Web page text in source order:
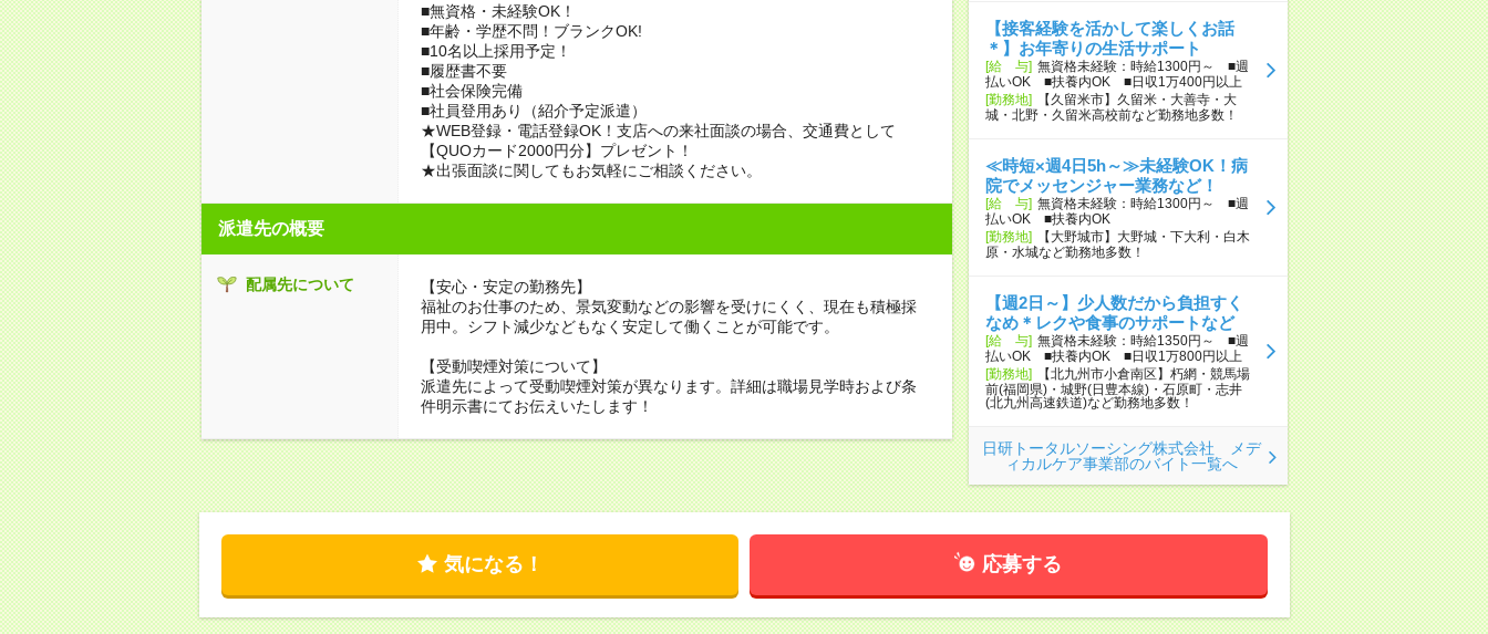
■無資格・未経験OK！
■年齢・学歴不問！ブランクOK!
■10名以上採用予定！
■履歴書不要
■社会保険完備
■社員登用あり（紹介予定派遣）
★WEB登録・電話登録OK！支店への来社面談の場合、交通費として
【QUOカード2000円分】プレゼント！
★出張面談に関してもお気軽にご相談ください。
派遣先の概要
配属先について
【安心・安定の勤務先】
福祉のお仕事のため、景気変動などの影響を受けにくく、現在も積極採
用中。シフト減少などもなく安定して働くことが可能です。
【受動喫煙対策について】
派遣先によって受動喫煙対策が異なります。詳細は職場見学時および条
件明示書にてお伝えいたします！
【接客経験を活かして楽しくお話
＊】お年寄りの生活サポート
[給 与] 無資格未経験：時給1300円～ ■週
払いOK ■扶養内OK ■日収1万400円以上
[勤務地]
【久留米市】久留米・大善寺・大
城・北野・久留米高校前など勤務地多数！
≪時短×週4日5h～≫未経験OK！病
院でメッセンジャー業務など！
[給 与] 無資格未経験：時給1300円～ ■週
払いOK ■扶養内OK
[勤務地]
【大野城市】大野城・下大利・白木
原・水城など勤務地多数！
【週2日～】少人数だから負担すく
なめ＊レクや食事のサポートなど
[給 与] 無資格未経験：時給1350円～ ■週
払いOK ■扶養内OK ■日収1万800円以上
[勤務地]
【北九州市小倉南区】朽網・競馬場
前(福岡県)・城野(日豊本線)・石原町・志井
(北九州高速鉄道)など勤務地多数！
日研トータルソーシング株式会社 メデ
ィカルケア事業部のバイト一覧へ
気になる！ 応募する